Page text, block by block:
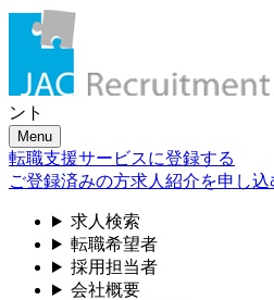
ント
Menu
転職支援サービスに登録する
ご登録済みの方求人紹介を申し込
求人検索
転職希望者
採用担当者
会社概要